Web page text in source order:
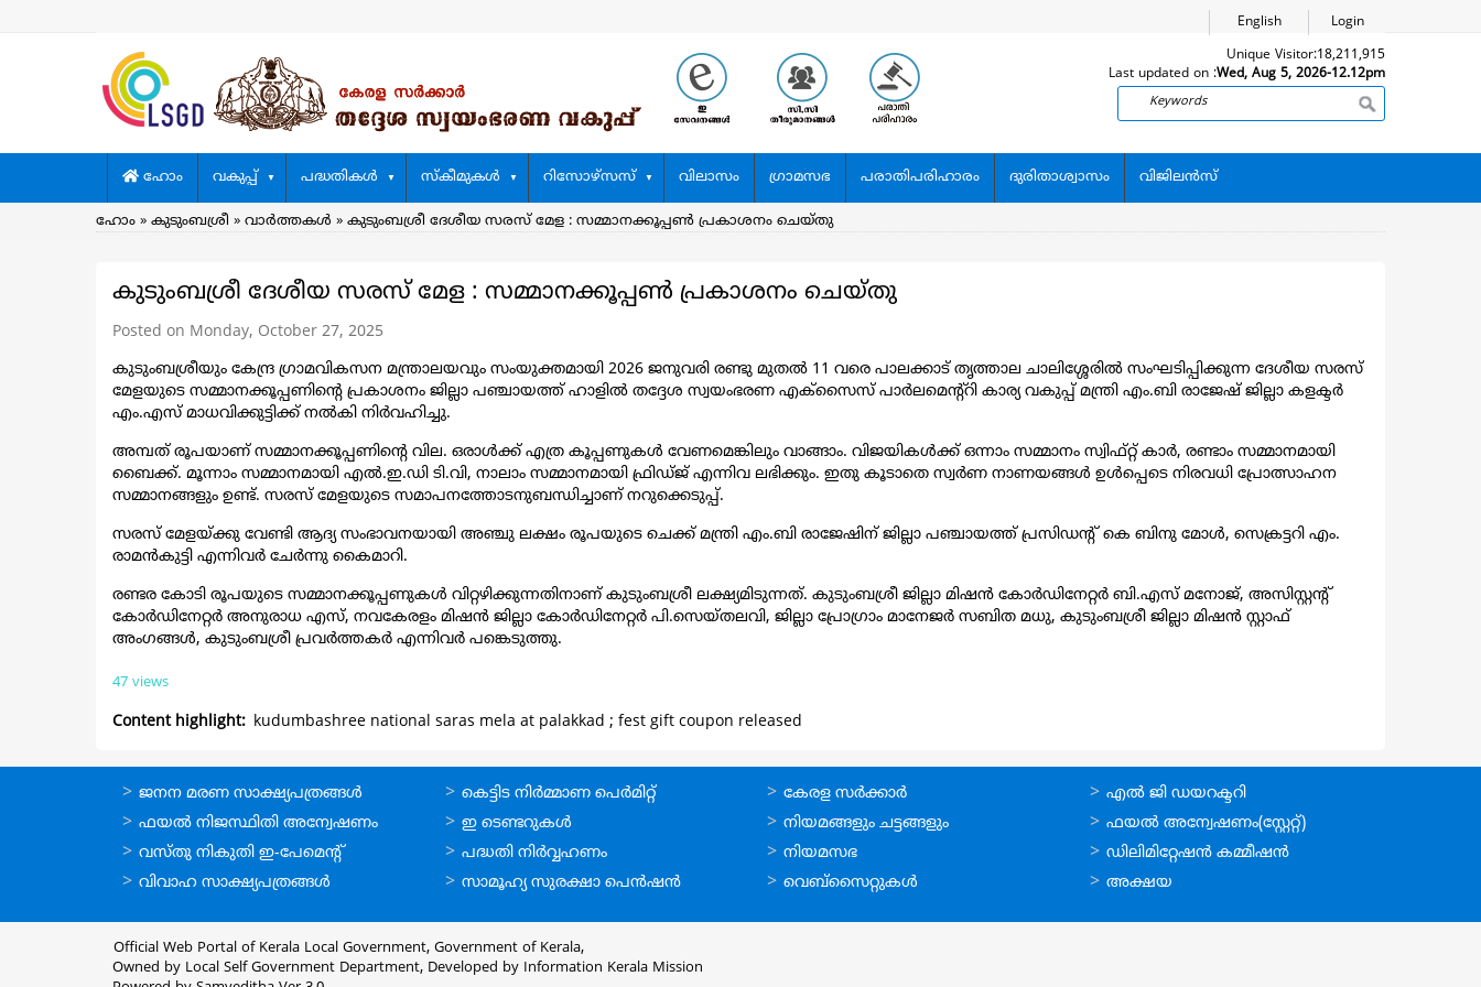
Login
English
Unique Visitor:18,211,915
Last updated on :Wed, Aug 5, 2026-12.12pm
Search
Main
navigation
ഹോം വകുപ്പ് പദ്ധതികള്‍ സ്കീമുകള്‍ റിസോഴ്സസ് വിലാസം ഗ്രാമസഭ പരാതിപരിഹാരം ദുരിതാശ്വാസം വിജിലന്‍സ്
Breadcrumb
ഹോം കുടുംബശ്രീ വാര്‍ത്തകള്‍ കുടുംബശ്രീ ദേശീയ സരസ് മേള : സമ്മാനക്കൂപ്പൺ പ്രകാശനം ചെയ്തു
കുടുംബശ്രീ ദേശീയ സരസ് മേള : സമ്മാനക്കൂപ്പൺ പ്രകാശനം ചെയ്തു
Posted on Monday, October 27, 2025
കുടുംബശ്രീയും കേന്ദ്ര ഗ്രാമവികസന മന്ത്രാലയവും സംയുക്തമായി 2026 ജനുവരി രണ്ടു മുതൽ 11 വരെ പാലക്കാട് തൃത്താല ചാലിശ്ശേരിൽ സംഘടിപ്പിക്കുന്ന ദേശീയ സരസ്
മേളയുടെ സമ്മാനക്കൂപ്പണിന്റെ പ്രകാശനം ജില്ലാ പഞ്ചായത്ത് ഹാളിൽ തദ്ദേശ സ്വയംഭരണ എക്സൈസ് പാർലമെന്റ്റി കാര്യ വകുപ്പ് മന്ത്രി എം.ബി രാജേഷ് ജില്ലാ കളക്ടർ
എം.എസ് മാധവിക്കുട്ടിക്ക് നൽകി നിർവഹിച്ചു.
അമ്പത് രൂപയാണ് സമ്മാനക്കൂപ്പണിന്റെ വില. ഒരാൾക്ക് എത്ര കൂപ്പണുകൾ വേണമെങ്കിലും വാങ്ങാം. വിജയികൾക്ക് ഒന്നാം സമ്മാനം സ്വിഫ്റ്റ് കാർ, രണ്ടാം സമ്മാനമായി
ബൈക്ക്. മൂന്നാം സമ്മാനമായി എൽ.ഇ.ഡി ടി.വി, നാലാം സമ്മാനമായി ഫ്രിഡ്ജ് എന്നിവ ലഭിക്കും. ഇതു കൂടാതെ സ്വർണ നാണയങ്ങൾ ഉൾപ്പെടെ നിരവധി പ്രോത്സാഹന
സമ്മാനങ്ങളും ഉണ്ട്. സരസ് മേളയുടെ സമാപനത്തോടനുബന്ധിച്ചാണ് നറുക്കെടുപ്പ്.
സരസ് മേളയ്ക്കു വേണ്ടി ആദ്യ സംഭാവനയായി അഞ്ചു ലക്ഷം രൂപയുടെ ചെക്ക് മന്ത്രി എം.ബി രാജേഷിന് ജില്ലാ പഞ്ചായത്ത് പ്രസിഡന്റ് കെ ബിനു മോൾ, സെക്രട്ടറി എം.
രാമൻകുട്ടി എന്നിവർ ചേർന്നു കൈമാറി.
രണ്ടര കോടി രൂപയുടെ സമ്മാനക്കൂപ്പണുകൾ വിറ്റഴിക്കുന്നതിനാണ് കുടുംബശ്രീ ലക്ഷ്യമിടുന്നത്. കുടുംബശ്രീ ജില്ലാ മിഷൻ കോർഡിനേറ്റർ ബി.എസ് മനോജ്, അസിസ്റ്റന്റ്
കോർഡിനേറ്റർ അനുരാധ എസ്, നവകേരളം മിഷൻ ജില്ലാ കോർഡിനേറ്റർ പി.സെയ്തലവി, ജില്ലാ പ്രോഗ്രാം മാനേജർ സബിത മധു, കുടുംബശ്രീ ജില്ലാ മിഷൻ സ്റ്റാഫ്
അംഗങ്ങൾ, കുടുംബശ്രീ പ്രവർത്തകർ എന്നിവർ പങ്കെടുത്തു.
47 views
Content highlight kudumbashree national saras mela at palakkad ; fest gift coupon released
ഓണ്‍ലൈന്‍
സേവനങ്ങള്‍
ജനന മരണ സാക്ഷ്യപത്രങ്ങള്‍
ഫയല്‍ നിജസ്ഥിതി അന്വേഷണം
വസ്തു നികുതി ഇ-പേമെന്റ്
വിവാഹ സാക്ഷ്യപത്രങ്ങള്‍
ഓണ്‍ലൈന്‍
സേവനങ്ങള്‍
കെട്ടിട നിര്‍മ്മാണ പെര്‍മിറ്റ്‌
ഇ ടെണ്ടറുകള്‍
പദ്ധതി നിര്‍വ്വഹണം
സാമൂഹ്യ സുരക്ഷാ പെന്‍ഷന്‍
ഉപയോഗപ്രദമായ
കണ്ണികള്‍
കേരള സര്‍ക്കാര്‍
നിയമങ്ങളും ചട്ടങ്ങളും
നിയമസഭ
വെബ്സൈറ്റുകള്‍
ഉപയോഗപ്രദമായ
കണ്ണികള്‍
എല്‍ ജി ഡയറക്ടറി
ഫയല്‍ അന്വേഷണം(സ്റ്റേറ്റ്)
ഡിലിമിറ്റേഷന്‍ കമ്മീഷന്‍
അക്ഷയ
Official Web Portal of Kerala Local Government, Government of Kerala,
Owned by Local Self Government Department, Developed by Information Kerala Mission